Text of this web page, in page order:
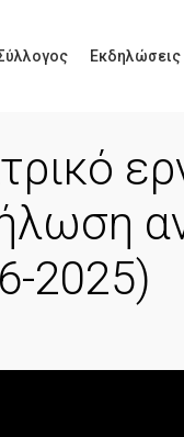
to close
Εκδηλώσεις
2025)